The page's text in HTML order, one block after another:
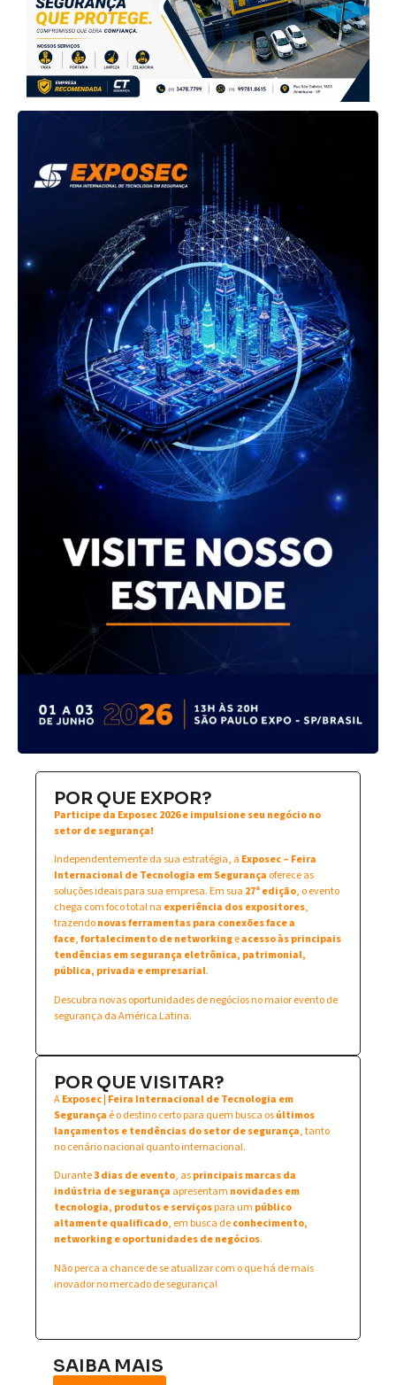
POR QUE EXPOR?
Participe da Exposec 2026 e impulsione seu negócio no
setor de segurança!
Independentemente da sua estratégia, a Exposec – Feira
Internacional de Tecnologia em Segurança oferece as
soluções ideais para sua empresa. Em sua 27ª edição, o evento
chega com foco total na experiência dos expositores,
trazendonovas ferramentas para conexões face a
face,fortalecimento de networkingeacesso às principais
tendências em segurança eletrônica, patrimonial,
pública, privada e empresarial.
Descubra novas oportunidades de negócios no maior evento de
segurança da América Latina.
POR QUE VISITAR?
AExposec | Feira Internacional de Tecnologia em
Segurança é o destino certo para quem busca osúltimos
lançamentos e tendências do setor de segurança, tanto
no cenário nacional quanto internacional.
Durante3 dias de evento, asprincipais marcas da
indústria de segurança apresentam novidades em
tecnologia, produtos e serviçospara um público
altamente qualificado, em busca deconhecimento,
networking e oportunidades de negócios.
Não perca a chance de se atualizar com o que há de mais
inovador no mercado de segurança!
SAIBA MAIS